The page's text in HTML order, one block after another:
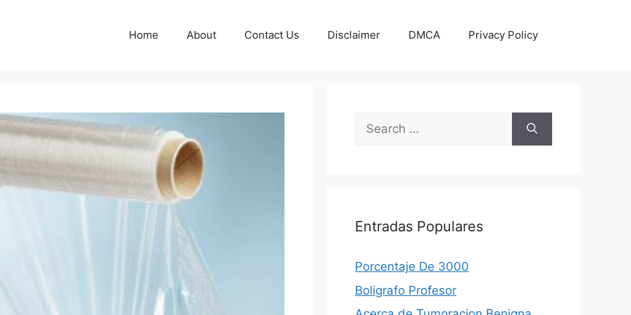
Home About Contact Us Disclaimer DMCA Privacy Policy
Search
for:
Entradas Populares
Porcentaje De 3000
Boligrafo Profesor